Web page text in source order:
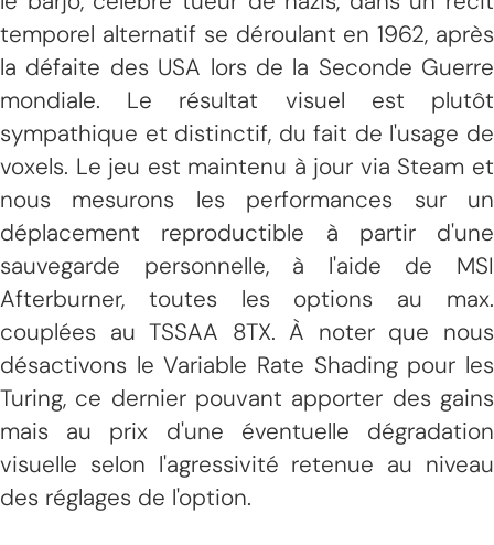
temporel alternatif se déroulant en 1962, après
la défaite des USA lors de la Seconde Guerre
mondiale. Le résultat visuel est plutôt
sympathique et distinctif, du fait de l'usage de
voxels. Le jeu est maintenu à jour via Steam et
nous mesurons les performances sur un
déplacement reproductible à partir d'une
sauvegarde personnelle, à l'aide de MSI
Afterburner, toutes les options au max.
couplées au TSSAA 8TX. À noter que nous
désactivons le Variable Rate Shading pour les
Turing, ce dernier pouvant apporter des gains
mais au prix d'une éventuelle dégradation
visuelle selon l'agressivité retenue au niveau
des réglages de l'option.